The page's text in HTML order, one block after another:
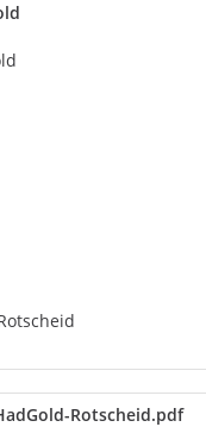
Rotscheid.pdf